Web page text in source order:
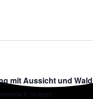
mit Aussicht und Wald
6, Stuttgart